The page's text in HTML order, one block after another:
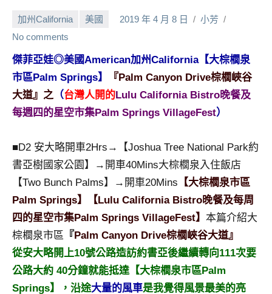
號
節
班
底、
外
景
主
持、
吳
哥
泰
國
旅
遊
加州California 美國 2019 年 4 月 8 日
小芳
No comments
傑菲亞娃◎美國American加州California【大棕櫚泉
市區Palm Springs】
『Palm Canyon Drive棕櫚峽谷
大道』之 （台灣人開的Lulu California Bistro晚餐及
每週四的星空市集Palm Springs VillageFest）
■D2 安大略開車2Hrs→【Joshua Tree National Park約
書亞樹國家公園】→開車40Mins大棕櫚泉入住飯店
【Two Bunch Palms】→開車20Mins 【大棕櫚泉市區
Palm Springs】【Lulu California Bistro晚餐及每周
四的星空市集Palm Springs VillageFest】 本篇介紹大
棕櫚泉市區 『 Palm Canyon Drive棕櫚峽谷大道』
從安大略開上10號公路造訪約書亞後繼續轉向111次要
公路大約 40分鐘就能抵達【大棕櫚泉市區Palm
Springs】，沿途大量的風車是我覺得風景最美的亮